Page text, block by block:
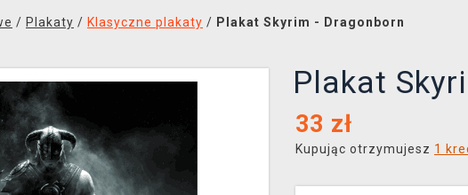
/ Plakaty / Klasyczne plakaty / Plakat Skyrim - Dragonborn
Plakat
33 zł
Kupując otrzymujesz 1